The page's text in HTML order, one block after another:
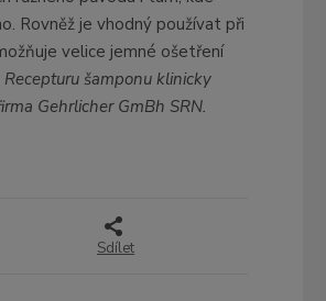
Rovněž je vhodný používat při
velice jemné ošetření
Recepturu šamponu klinicky
Gehrlicher GmBh SRN.
Sdílet